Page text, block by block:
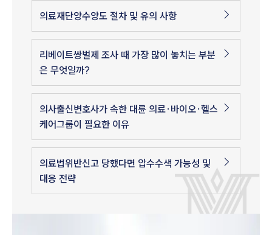
의료재단양수양도 절차 및 유의 사항
리베이트쌍벌제 조사 때 가장 많이 놓치는 부분
은 무엇일까?
의사출신변호사가 속한 대륜 의료·바이오·헬스
케어그룹이 필요한 이유
의료법위반신고 당했다면 압수수색 가능성 및
대응 전략